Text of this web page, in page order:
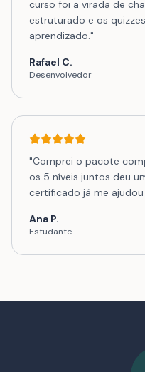
curso foi a virada de
estruturado e os
aprendizado."
Rafael C.
Desenvolvedor
"Comprei o pacote
os 5 níveis juntos deu
certificado já me
Ana P.
Estudante